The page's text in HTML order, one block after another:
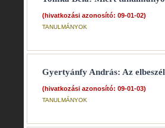
(hivatkozási azonosító: 09-01-02)
TANULMÁNYOK
Gyertyánfy András: Az
(hivatkozási azonosító: 09-01-03)
TANULMÁNYOK